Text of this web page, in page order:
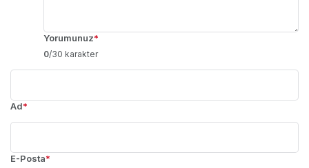
Yorumunuz*
0/30 karakter
Ad*
E-Posta*